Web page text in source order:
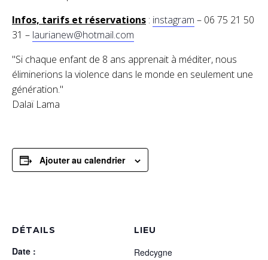
Infos, tarifs et réservations : instagram – 06 75 21 50
31 – laurianew@hotmail.com
"Si chaque enfant de 8 ans apprenait à méditer, nous
éliminerions la violence dans le monde en seulement une
génération."
Dalaï Lama
Ajouter au calendrier
DÉTAILS
Date :
LIEU
Redcygne